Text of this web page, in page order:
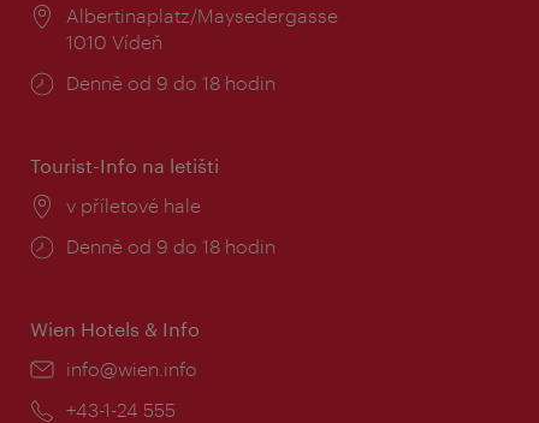
Místo:
Albertinaplatz/Maysedergasse
1010 Vídeň
Provozní
Denně od 9 do 18 hodin
Tourist-Info na letišti
Místo:
v příletové hale
Provozní
Denně od 9 do 18 hodin
Wien Hotels & Info
E-
info@wien.info
Telefon:
+43-1-24 555